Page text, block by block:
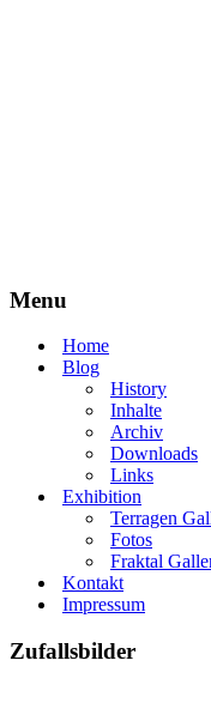
Menu
Home
Blog
History
Inhalte
Archiv
Downloads
Links
Exhibition
Terragen
Fotos
Fraktal
Kontakt
Impressum
Zufallsbilder